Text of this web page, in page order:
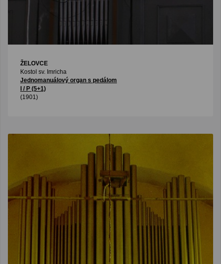
ŽELOVCE
Kostol sv. Imricha
Jednomanuálový organ s pedálom
I / P (5+1)
(1901)